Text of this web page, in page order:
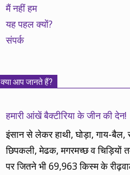
मैं नहीं हम
यह पहल क्यों?
संपर्क
क्या आप जानते हैं?
हमारी आंखें बैक्टीरिया के जीन की देन!
इंसान से लेकर हाथी, घोड़ा, गाय-बैल,
छिपकली, मेढक, मगरमच्छ व चिड़ियों
पर जितने भी 69,963 किस्म के